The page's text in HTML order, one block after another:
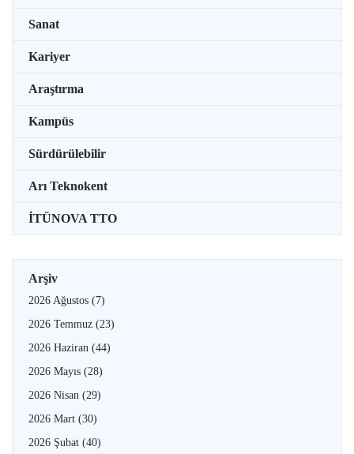
Sanat
Kariyer
Araştırma
Kampüs
Sürdürülebilir
Arı Teknokent
İTÜNOVA TTO
Arşiv
2026 Ağustos (7)
2026 Temmuz (23)
2026 Haziran (44)
2026 Mayıs (28)
2026 Nisan (29)
2026 Mart (30)
2026 Şubat (40)